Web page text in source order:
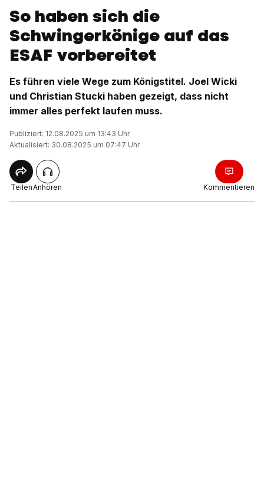
So haben sich die
Schwingerkönige auf das
ESAF vorbereitet
Es führen viele Wege zum Königstitel. Joel Wicki
und Christian Stucki haben gezeigt, dass nicht
immer alles perfekt laufen muss.
Publiziert: 12.08.2025 um 13:43 Uhr
Aktualisiert: 30.08.2025 um 07:47 Uhr
TeilenAnhören Kommentieren